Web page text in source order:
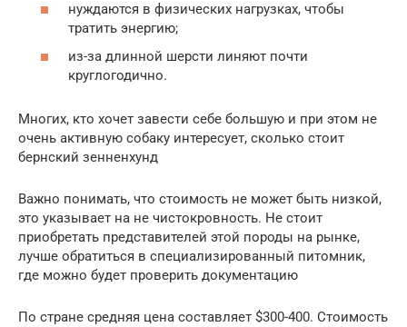
нуждаются в физических нагрузках, чтобы
тратить энергию;
из-за длинной шерсти линяют почти
круглогодично.
Многих, кто хочет завести себе большую и при этом не
очень активную собаку интересует, сколько стоит
бернский зенненхунд
Важно понимать, что стоимость не может быть низкой,
это указывает на не чистокровность. Не стоит
приобретать представителей этой породы на рынке,
лучше обратиться в специализированный питомник,
где можно будет проверить документацию
По стране средняя цена составляет $300-400. Стоимость